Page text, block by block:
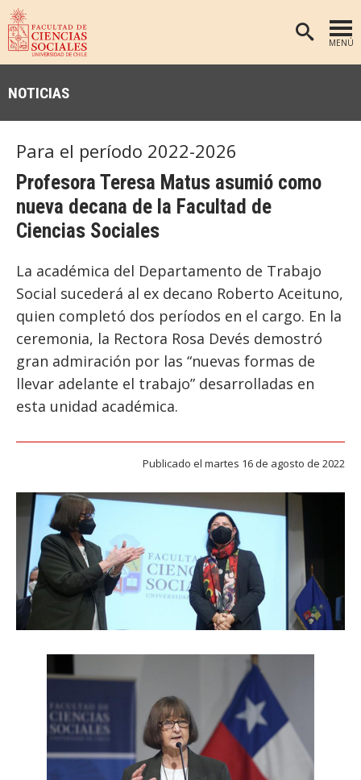
MENÚ
EDUCACIÓN
PSICOLOGÍA
TRABAJO SOCIAL
POSTGRADO
INVESTIGACIÓN
EXTENSIÓN
BIBLIOTECA
ADMISIÓN
ESTUDIANTES
ACADÉMICOS
EGRESADOS
NOTICIAS
Para el período 2022-2026
Profesora Teresa Matus asumió como
nueva decana de la Facultad de
Ciencias Sociales
La académica del Departamento de Trabajo
Social sucederá al ex decano Roberto Aceituno,
quien completó dos períodos en el cargo. En la
ceremonia, la Rectora Rosa Devés demostró
gran admiración por las “nuevas formas de
llevar adelante el trabajo” desarrolladas en
esta unidad académica.
Publicado el martes 16 de agosto de 2022